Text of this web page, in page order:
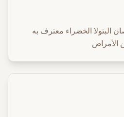
البتولا الخضراء معترف به
الأمراض